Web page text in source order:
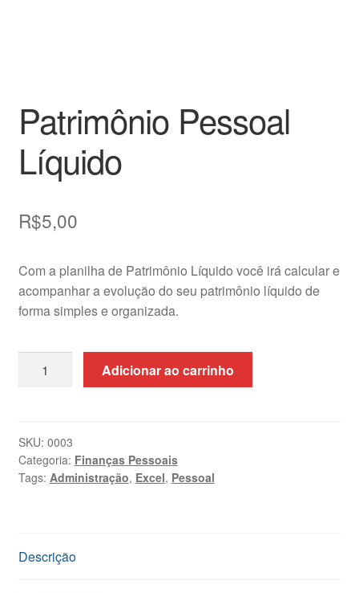
Patrimônio Pessoal
Líquido
R$5,00
Com a planilha de Patrimônio Líquido você irá calcular e
acompanhar a evolução do seu patrimônio líquido de
forma simples e organizada.
Pessoal
Adicionar ao carrinho
SKU: 0003
Categoria: Finanças Pessoais
Tags: Administração, Excel, Pessoal
Descrição